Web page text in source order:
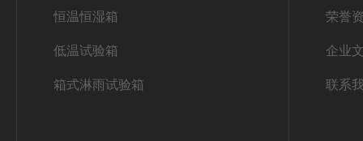
恒温恒湿箱
低温试验箱
箱式淋雨试验箱
荣誉
企业
联系